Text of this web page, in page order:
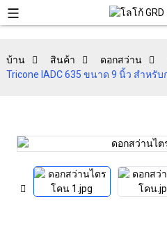
บ้าน สินค้า ดอกสว่าน
Tricone IADC 635 ขนาด 9 นิ้ว สำหรั